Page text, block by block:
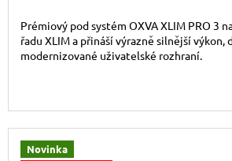
Prémiový pod systém OXVA XLIM PRO 3
řadu XLIM a přináší výrazně silnější výkon,
modernizované uživatelské rozhraní.
Novinka